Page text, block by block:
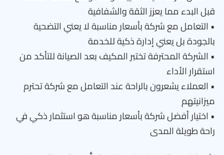
قبل البدء مما يعزز الثقة والشفافية
• التعامل مع شركة بأسعار مناسبة لا يعني التضحية
بالجودة بل يعني إدارة ذكية للخدمة
• الشركة المحترفة تختبر المكيف بعد الصيانة للتأكد من
استقرار الأداء
• العملاء يشعرون بالراحة عند التعامل مع شركة تحترم
ميزانيتهم
• اختيار أفضل شركة بأسعار مناسبة هو استثمار ذكي في
راحة طويلة المدى